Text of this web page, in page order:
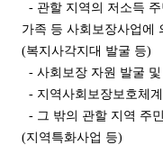
- 관할 지역의 저소득 주
가족 등 사회보장사업에
(복지사각지대 발굴 등)
- 사회보장 자원 발굴
- 지역사회보장보호체
- 그 밖의 관할 지역 주
(지역특화사업 등)